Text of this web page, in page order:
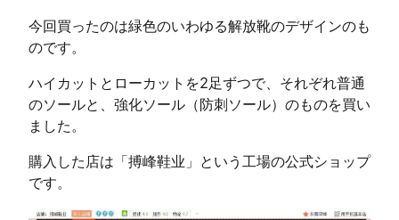
今回買ったのは緑色のいわゆる解放靴のデザインのも
のです。
ハイカットとローカットを2足ずつで、それぞれ普通
のソールと、強化ソール（防刺ソール）のものを買い
ました。
購入した店は「搏峰鞋业」という工場の公式ショップ
です。